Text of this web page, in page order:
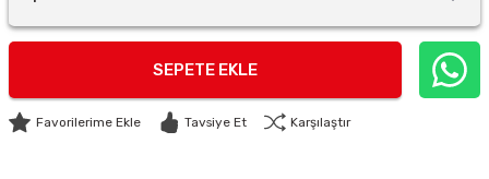
SEPETE EKLE
Tavsiye Et Karşılaştır